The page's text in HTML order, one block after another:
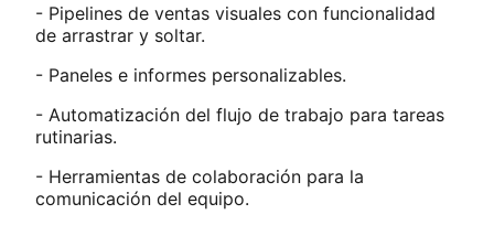
- Pipelines de ventas visuales con funcionalidad
de arrastrar y soltar.
- Paneles e informes personalizables.
- Automatización del flujo de trabajo para tareas
rutinarias.
- Herramientas de colaboración para la
comunicación del equipo.